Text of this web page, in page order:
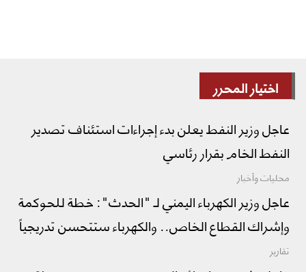
اختيار المحرر
عاجل وزير النفط يعلن بدء إجراءات استئناف تصدير
النفط الخام بقرار رئاسي
محليات وأخبار
عاجل وزير الكهرباء اليمني لـ "الحدث": خطة للحوكمة
وإشراك القطاع الخاص.. والكهرباء ستتحسن تدريجياً
تقارير